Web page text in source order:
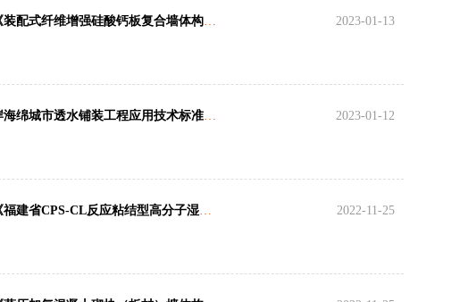
关于发布省工程建设地方标准设计图集《装配式纤维增强硅酸钙板复合墙体构造图集》的通知 2023-01-13
关于发布省工程建设地方标准《海峡两岸海绵城市透水铺装工程应用技术标准》的通知 2023-01-12
关于发布省工程建设地方标准设计图集《福建省CPS-CL反应粘结型高分子湿铺防水卷材建筑防水构造》的通知 2022-11-25